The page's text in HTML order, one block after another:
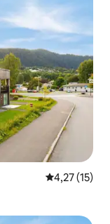
Note
4,27 (15)